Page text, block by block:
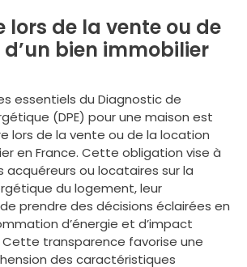
lors de la vente ou de
bien immobilier
essentiels du Diagnostic de
(DPE) pour une maison est
lors de la vente ou de la location
en France. Cette obligation vise à
acquéreurs ou locataires sur la
du logement, leur
prendre des décisions éclairées en
d’énergie et d’impact
transparence favorise une
des caractéristiques